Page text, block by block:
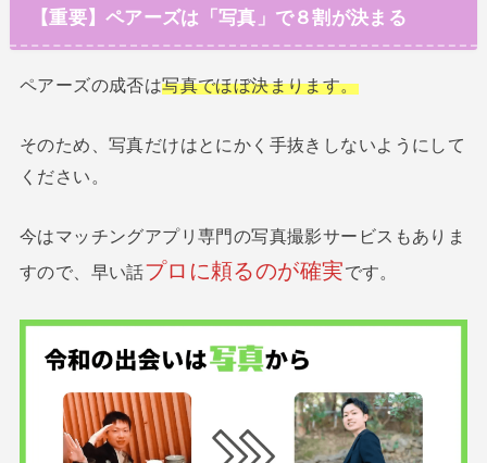
【重要】ペアーズは「写真」で８割が決まる
ペアーズの成否は写真でほぼ決まります。
そのため、写真だけはとにかく手抜きしないようにして
ください。
今はマッチングアプリ専門の写真撮影サービスもありま
すので、早い話プロに頼るのが確実です。